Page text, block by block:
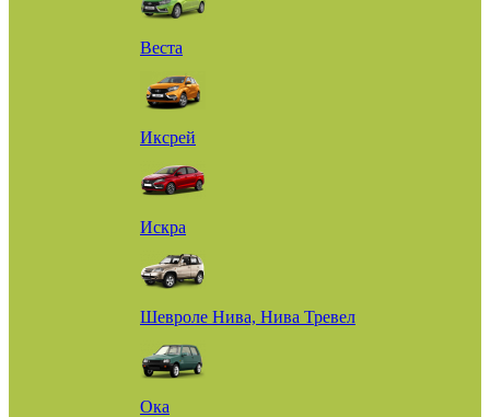
Веста
Иксрей
Искра
Шевроле Нива, Нива Тревел
Ока